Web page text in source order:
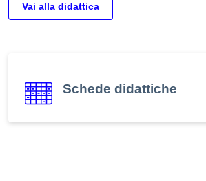
Vai alla didattica
Schede didattiche